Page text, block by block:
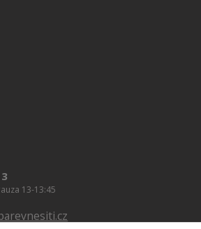
13-13:45